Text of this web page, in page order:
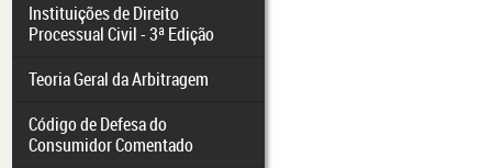
Instituições de Direito
Processual Civil - 3ª Edição
Teoria Geral da Arbitragem
Código de Defesa do
Consumidor Comentado